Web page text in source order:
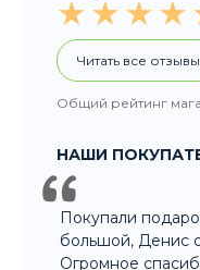
Покупали
большой, Денис
Огромное
порадует не